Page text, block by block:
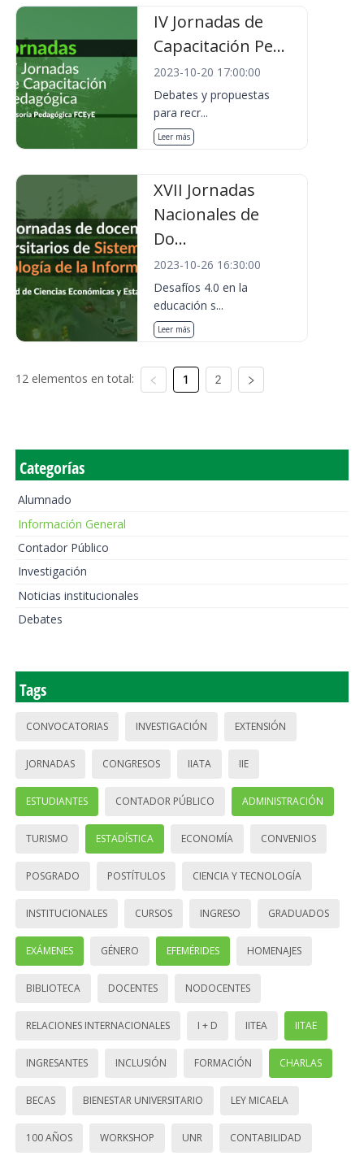
IV Jornadas de
Capacitación Pe...
2023-10-20 17:00:00
Debates y propuestas
para recr...
Leer más
XVII Jornadas
Nacionales de
Do...
2023-10-26 16:30:00
Desafíos 4.0 en la
educación s...
Leer más
12 elementos en total: 1 2
Categorías
Alumnado
Información General
Contador Público
Investigación
Noticias institucionales
Debates
Tags
CONVOCATORIAS INVESTIGACIÓN EXTENSIÓN
JORNADAS CONGRESOS IIATA IIE
ESTUDIANTES CONTADOR PÚBLICO ADMINISTRACIÓN
TURISMO ESTADÍSTICA ECONOMÍA CONVENIOS
POSGRADO POSTÍTULOS CIENCIA Y TECNOLOGÍA
INSTITUCIONALES CURSOS INGRESO GRADUADOS
EXÁMENES GÉNERO EFEMÉRIDES HOMENAJES
BIBLIOTECA DOCENTES NODOCENTES
RELACIONES INTERNACIONALES I + D IITEA IITAE
INGRESANTES INCLUSIÓN FORMACIÓN CHARLAS
BECAS BIENESTAR UNIVERSITARIO LEY MICAELA
100 AÑOS WORKSHOP UNR CONTABILIDAD